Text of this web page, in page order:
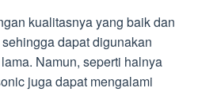
kualitasnya yang baik dan
dapat digunakan
Namun, seperti halnya
juga dapat mengalami